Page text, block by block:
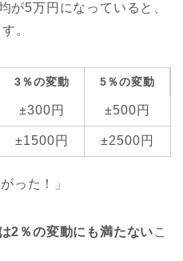
が5万円になっていると、
。
3％の変動 5％の変動
±300円 ±500円
±1500円 ±2500円
った！」
2％の変動にも満たないこ